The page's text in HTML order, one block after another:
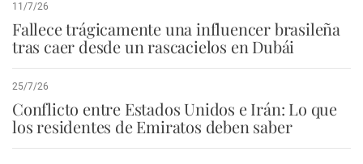
11/7/26
Fallece trágicamente una influencer brasileña
tras caer desde un rascacielos en Dubái
25/7/26
Conflicto entre Estados Unidos e Irán: Lo que
los residentes de Emiratos deben saber